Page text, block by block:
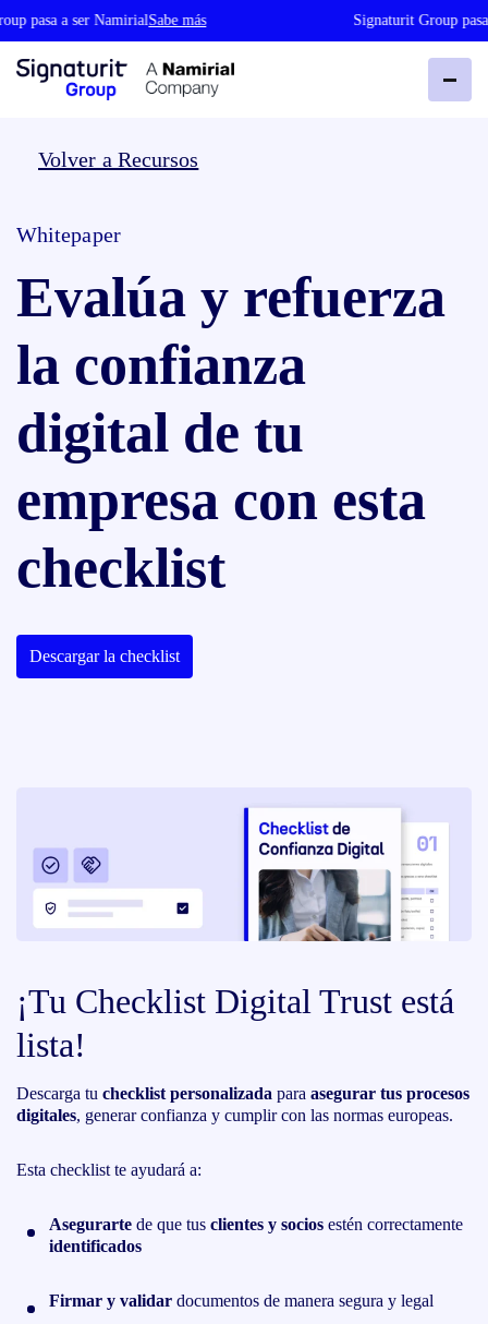
pasa a ser NamirialSabe más Signaturit Group
Volver a Recursos
Whitepaper
Evalúa y refuerza
la confianza
digital de tu
empresa con esta
checklist
Descargar la checklist
¡Tu Checklist Digital Trust está
lista!
Descarga tu checklist personalizada para asegurar tus procesos
digitales, generar confianza y cumplir con las normas europeas.
Esta checklist te ayudará a:
Asegurarte de que tus clientes y socios estén correctamente
identificados
Firmar y validar documentos de manera segura y legal